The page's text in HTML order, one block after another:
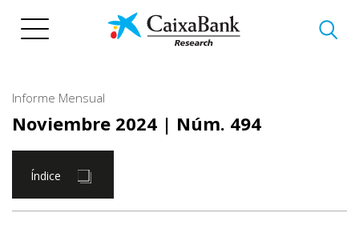
Informe Mensual
Noviembre 2024 | Núm. 494
Índice